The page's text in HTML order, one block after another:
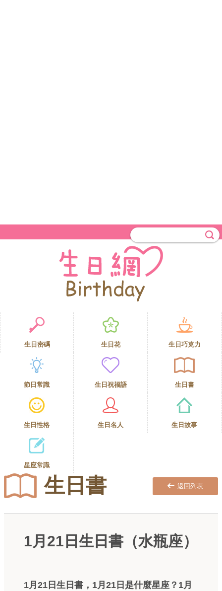
生日密碼 生日花 生日巧克力
節日常識 生日祝福語 生日書
生日性格 生日名人 生日故事
星座常識
生日書 返回列表
1月21日生日書（水瓶座）
1月21日生日書，1月21日是什麼星座？1月